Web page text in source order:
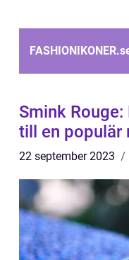
FASHIONIKONER.
Smink
till en populär
22 september 2023